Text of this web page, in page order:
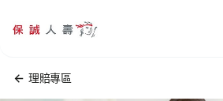
理賠專區